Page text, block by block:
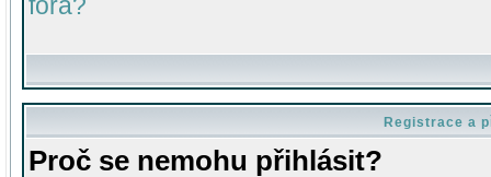
Registrace a
Proč se nemohu přihlásit?